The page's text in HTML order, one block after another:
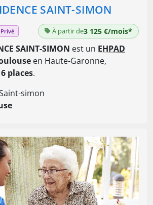
SAINT-SIMON
Privé À partir de3 125 €/mois*
SAINT-SIMON est un EHPAD
en Haute-Garonne,
places.
simon